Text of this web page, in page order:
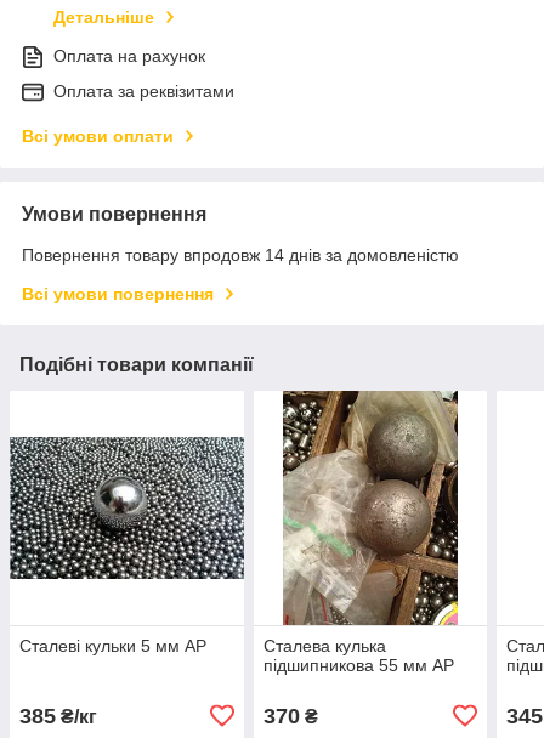
Детальніше
Оплата на рахунок
Оплата за реквізитами
Всі умови оплати
Умови повернення
Повернення товару впродовж 14 днів за домовленістю
Всі умови повернення
Подібні товари компанії
Сталеві кульки 5 мм AP
385 ₴/кг
Сталева кулька
підшипникова 55 мм AP
370₴ 345